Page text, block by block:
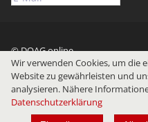
© DOAG online
Impressum
Datenschutz
Wir verwenden Cookies, um die
Website zu gewährleisten und
analysieren. Nähere
Datenschutzerklärung